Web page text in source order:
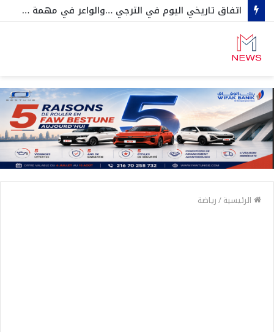
اتفاق تاريخي اليوم في الترجي …والواعر في مهمة عاجلة خارج تونس
الرئيسية/رياضة